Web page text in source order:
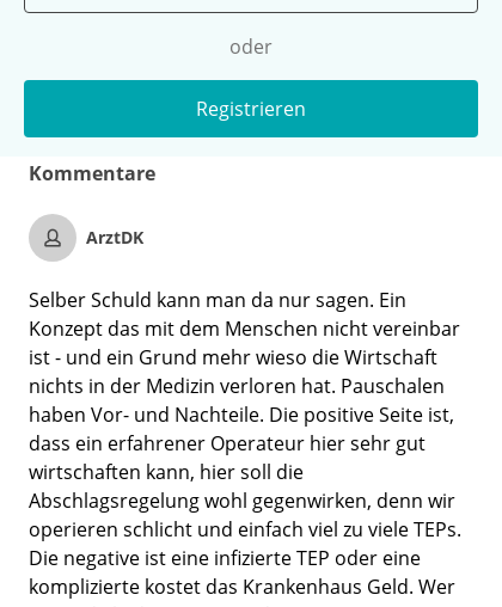
oder
Registrieren
Kommentare
ArztDK
Selber Schuld kann man da nur sagen. Ein
Konzept das mit dem Menschen nicht vereinbar
ist - und ein Grund mehr wieso die Wirtschaft
nichts in der Medizin verloren hat. Pauschalen
haben Vor- und Nachteile. Die positive Seite ist,
dass ein erfahrener Operateur hier sehr gut
wirtschaften kann, hier soll die
Abschlagsregelung wohl gegenwirken, denn wir
operieren schlicht und einfach viel zu viele TEPs.
Die negative ist eine infizierte TEP oder eine
komplizierte kostet das Krankenhaus Geld. Wer